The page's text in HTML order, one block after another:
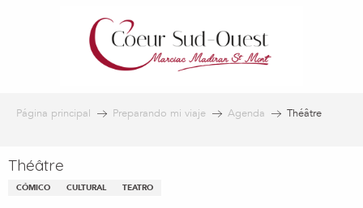
Página principal Preparando mi viaje Agenda Théâtre
Théâtre
CÓMICO CULTURAL TEATRO